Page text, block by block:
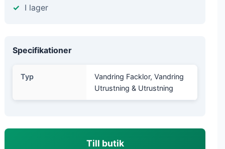
I lager
Specifikationer
Typ
Vandring Facklor, Vandring
Utrustning & Utrustning
Till butik